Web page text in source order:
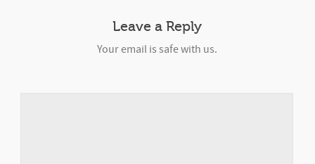
Leave a Reply
Your email is safe with us.